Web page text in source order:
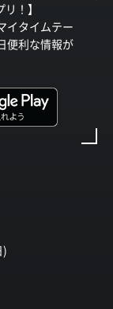
)
！】
イタイムテー
便利な情報が